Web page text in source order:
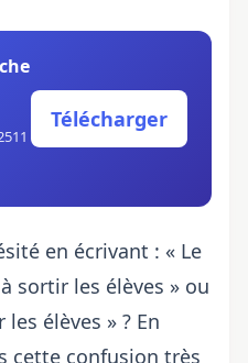
Télécharger
en écrivant : « Le
sortir les élèves » ou
élèves » ? En
cette confusion très